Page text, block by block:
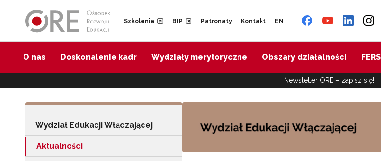
Szkolenia BIP Patronaty Kontakt EN
O nas Doskonalenie kadr Wydziały merytoryczne Obszary działalności FERS
Newsletter ORE – zapisz się!
Wydział Edukacji Włączającej
Aktualności